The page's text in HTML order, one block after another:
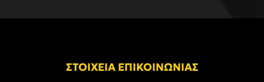
ΣΤΟΙΧΕΙΑ ΕΠΙΚΟΙΝΩΝΙΑΣ